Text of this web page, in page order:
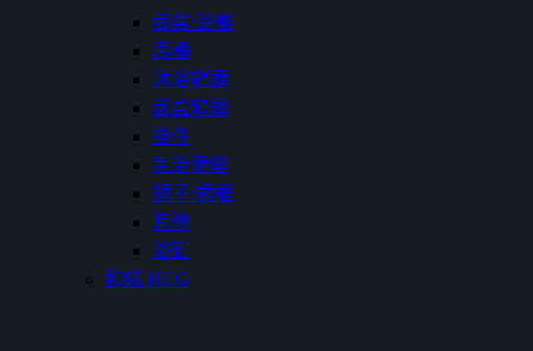
面盆/浴櫃
馬桶
沐浴龍頭
面盆龍頭
掛件
免治便座
鏡子/鏡櫃
其他
浴缸
和成 HCG